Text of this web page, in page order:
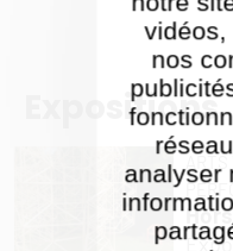
vidéos,
nos
analyser
Expositions